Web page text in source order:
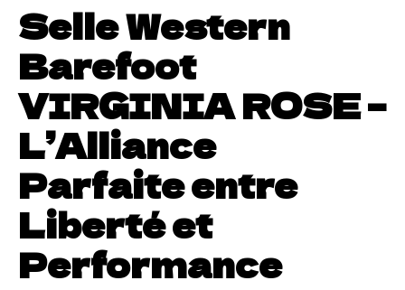
Selle Western
Barefoot
VIRGINIA ROSE –
L’Alliance
Parfaite entre
Liberté et
Performance